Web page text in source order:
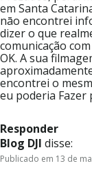
em Santa
nāo encontrei
dizer o que
comunicação
OK. A sua
encontrei o
eu poderia
Responder
Blog DJI disse:
Publicado em 13 de